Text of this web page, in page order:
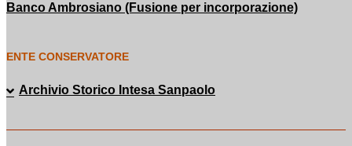
Banco Ambrosiano (Fusione per incorporazione)
ENTE CONSERVATORE
Archivio Storico Intesa Sanpaolo